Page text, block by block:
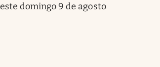
este domingo 9 de agosto